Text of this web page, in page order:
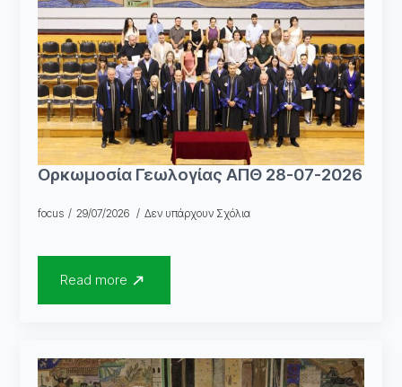
Oρκωμοσία Γεωλογίας ΑΠΘ 28-07-2026
focus 29/07/2026 Δεν υπάρχουν Σχόλια
Read more